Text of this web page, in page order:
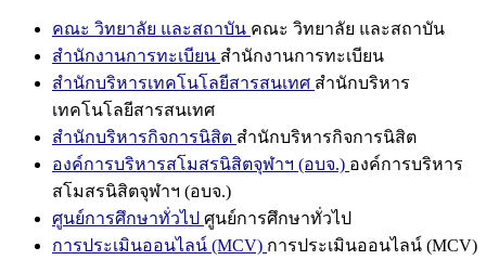
คณะ วิทยาลัย และสถาบัน คณะ วิทยาลัย และสถาบัน
สำนักงานการทะเบียน สำนักงานการทะเบียน
สำนักบริหารเทคโนโลยีสารสนเทศ สำนักบริหาร
เทคโนโลยีสารสนเทศ
สำนักบริหารกิจการนิสิต สำนักบริหารกิจการนิสิต
องค์การบริหารสโมสรนิสิตจุฬาฯ (อบจ.) องค์การบริหาร
สโมสรนิสิตจุฬาฯ (อบจ.)
ศูนย์การศึกษาทั่วไป ศูนย์การศึกษาทั่วไป
การประเมินออนไลน์ (MCV) การประเมินออนไลน์ (MCV)